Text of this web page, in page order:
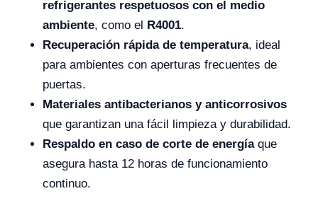
refrigerantes respetuosos con el medio
ambiente, como el R4001.
Recuperación rápida de temperatura, ideal
para ambientes con aperturas frecuentes de
puertas.
Materiales antibacterianos y anticorrosivos
que garantizan una fácil limpieza y durabilidad.
Respaldo en caso de corte de energíaque
asegura hasta 12 horas de funcionamiento
continuo.